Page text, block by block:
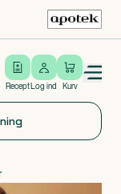
Recept
Log ind
Log ind Kurv
Open/close menu